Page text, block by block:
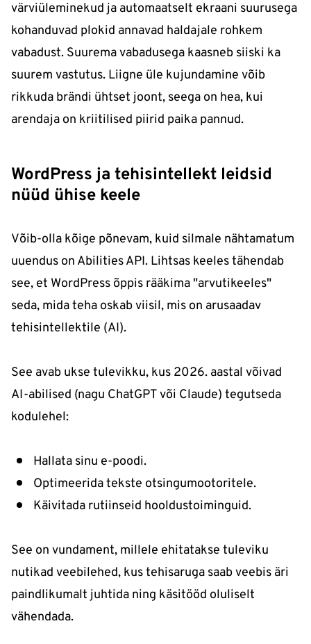
värviüleminekud ja automaatselt ekraani suurusega
kohanduvad plokid annavad haldajale rohkem
vabadust. Suurema vabadusega kaasneb siiski ka
suurem vastutus. Liigne üle kujundamine võib
rikkuda brändi ühtset joont, seega on hea, kui
arendaja on kriitilised piirid paika pannud.
WordPress ja tehisintellekt leidsid
nüüd ühise keele
Võib-olla kõige põnevam, kuid silmale nähtamatum
uuendus on Abilities API. Lihtsas keeles tähendab
see, et WordPress õppis rääkima "arvutikeeles"
seda, mida teha oskab viisil, mis on arusaadav
tehisintellektile (AI).
See avab ukse tulevikku, kus 2026. aastal võivad
AI-abilised (nagu ChatGPT või Claude) tegutseda
kodulehel:
Hallata sinu e-poodi.
Optimeerida tekste otsingumootoritele.
Käivitada rutiinseid hooldustoiminguid.
See on vundament, millele ehitatakse tuleviku
nutikad veebilehed, kus tehisaruga saab veebis äri
paindlikumalt juhtida ning käsitööd oluliselt
vähendada.